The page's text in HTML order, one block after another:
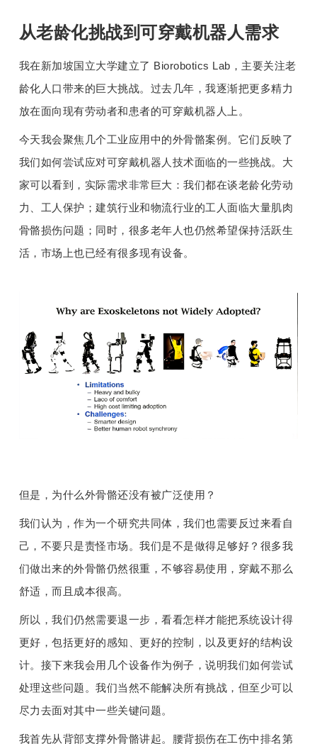
从老龄化挑战到可穿戴机器人需求
我在新加坡国立大学建立了 Biorobotics Lab，主要关注老
龄化人口带来的巨大挑战。过去几年，我逐渐把更多精力
放在面向现有劳动者和患者的可穿戴机器人上。
今天我会聚焦几个工业应用中的外骨骼案例。它们反映了
我们如何尝试应对可穿戴机器人技术面临的一些挑战。大
家可以看到，实际需求非常巨大：我们都在谈老龄化劳动
力、工人保护；建筑行业和物流行业的工人面临大量肌肉
骨骼损伤问题；同时，很多老年人也仍然希望保持活跃生
活，市场上也已经有很多现有设备。
但是，为什么外骨骼还没有被广泛使用？
我们认为，作为一个研究共同体，我们也需要反过来看自
己，不要只是责怪市场。我们是不是做得足够好？很多我
们做出来的外骨骼仍然很重，不够容易使用，穿戴不那么
舒适，而且成本很高。
所以，我们仍然需要退一步，看看怎样才能把系统设计得
更好，包括更好的感知、更好的控制，以及更好的结构设
计。接下来我会用几个设备作为例子，说明我们如何尝试
处理这些问题。我们当然不能解决所有挑战，但至少可以
尽力去面对其中一些关键问题。
我首先从背部支撑外骨骼讲起。腰背损伤在工伤中排名第